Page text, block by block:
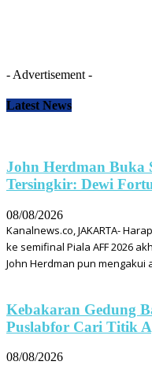
- Advertisement -
Latest News
John Herdman Buka
Tersingkir: Dewi
08/08/2026
Kanalnews.co, JAKARTA-
ke semifinal Piala AFF 2026
John Herdman pun mengakui
Kebakaran Gedung
Puslabfor Cari Titik
08/08/2026